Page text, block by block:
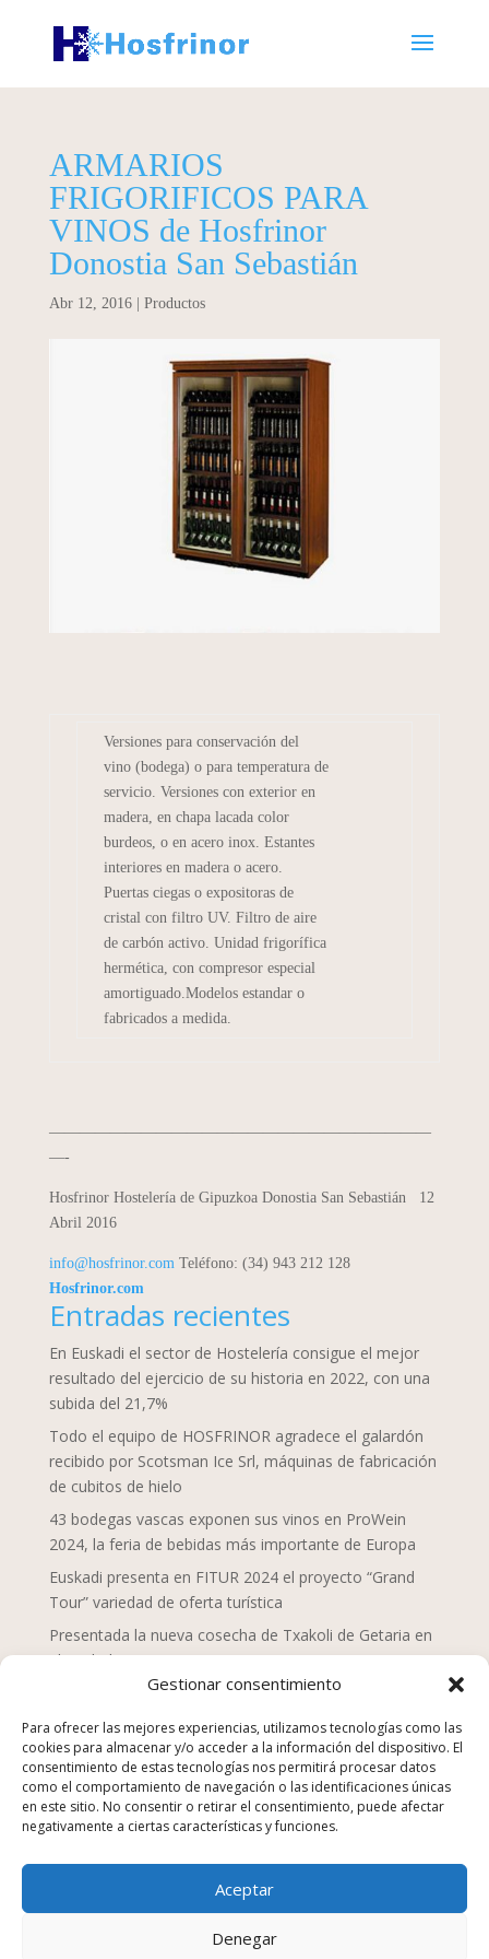
Gestionar consentimiento
Para ofrecer las mejores experiencias, utilizamos tecnologías como las
cookies para almacenar y/o acceder a la información del dispositivo. El
consentimiento de estas tecnologías nos permitirá procesar datos
como el comportamiento de navegación o las identificaciones únicas
en este sitio. No consentir o retirar el consentimiento, puede afectar
negativamente a ciertas características y funciones.
Aceptar
Denegar
ARMARIOS
FRIGORIFICOS PARA
VINOS de Hosfrinor
Donostia San Sebastián
Abr 12, 2016| Productos
Versiones para conservación del
vino (bodega) o para temperatura de
servicio. Versiones con exterior en
madera, en chapa lacada color
burdeos, o en acero inox. Estantes
interiores en madera o acero.
Puertas ciegas o expositoras de
cristal con filtro UV. Filtro de aire
de carbón activo. Unidad frigorífica
hermética, con compresor especial
amortiguado.Modelos estandar o
fabricados a medida.
—————————————————————————
—-
Hosfrinor Hostelería de Gipuzkoa Donostia San Sebastián 12
Abril 2016
info@hosfrinor.com Teléfono: (34) 943 212 128
Hosfrinor.com
Entradas recientes
En Euskadi el sector de Hostelería consigue el mejor
resultado del ejercicio de su historia en 2022, con una
subida del 21,7%
Todo el equipo de HOSFRINOR agradece el galardón
recibido por Scotsman Ice Srl, máquinas de fabricación
de cubitos de hielo
43 bodegas vascas exponen sus vinos en ProWein
2024, la feria de bebidas más importante de Europa
Euskadi presenta en FITUR 2024 el proyecto “Grand
Tour” variedad de oferta turística
Presentada la nueva cosecha de Txakoli de Getaria en
el Txakolin Eguna 2024
Doce chefs de Mahaia despliegan una nueva mirada
sobre la gastronomía vasca
San Sebastián Gastronomika Euskadi Basque Country
2023, campaña “La comida no se tira”
Los establecimientos de hostelería suponen el 25% de
los equipamientos y servicios en Euskadi en 2022
Euskadi Gastronomika, turismo gastronómico
sostenible, nuevo sitio web